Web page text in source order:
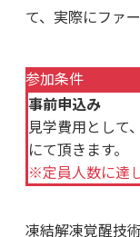
て、実際にファ
参加条件
事前申込み
見学費用として
にて頂きます。
※定員人数に達
凍結解凍覚醒技